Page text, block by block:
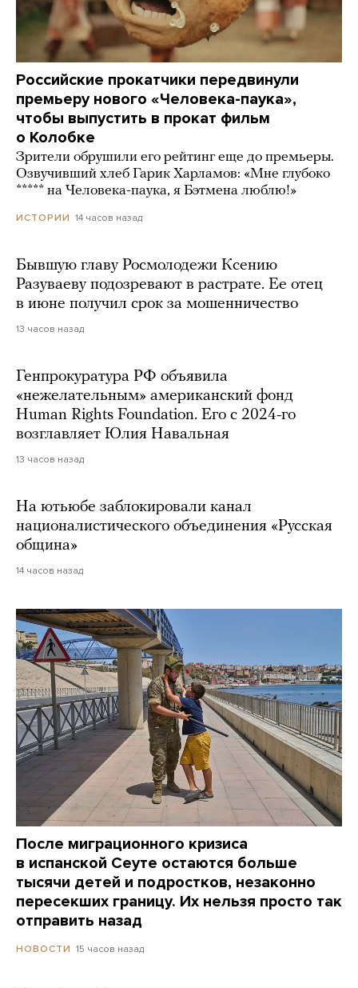
Российские прокатчики передвинули
премьеру нового «Человека-паука»,
чтобы выпустить в прокат фильм
о Колобке
Зрители обрушили его рейтинг еще до премьеры.
Озвучивший хлеб Гарик Харламов: «Мне глубоко
***** на Человека-паука, я Бэтмена люблю!»
ИСТОРИИ 14 часов назад
Бывшую главу Росмолодежи Ксению
Разуваеву подозревают в растрате. Ее отец
в июне получил срок за мошенничество
13 часов назад
Генпрокуратура РФ объявила
«нежелательным» американский фонд
Human Rights Foundation. Его с 2024-го
возглавляет Юлия Навальная
13 часов назад
На ютьюбе заблокировали канал
националистического объединения «Русская
община»
14 часов назад
После миграционного кризиса
в испанской Сеуте остаются больше
тысячи детей и подростков, незаконно
пересекших границу. Их нельзя просто так
отправить назад
НОВОСТИ 15 часов назад